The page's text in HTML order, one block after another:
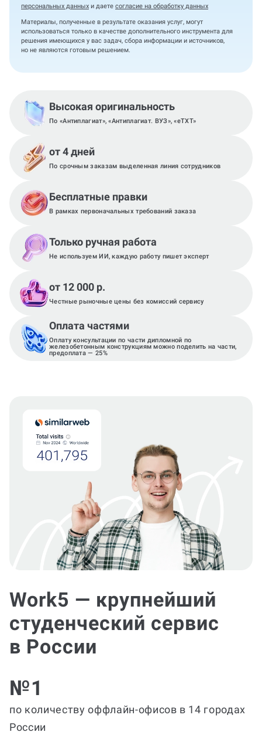
персональных данных и даете согласие на обработку данных
Материалы, полученные в результате оказания услуг, могут
использоваться только в качестве дополнительного инструмента для
решения имеющихся у вас задач, сбора информации и источников,
но не являются готовым решением.
Высокая оригинальность
По «Антиплагиат», «Антиплагиат. ВУЗ», «eTXT»
от 4 дней
По срочным заказам выделенная линия сотрудников
Бесплатные правки
В рамках первоначальных требований заказа
Только ручная работа
Не используем ИИ, каждую работу пишет эксперт
от 12 000 р.
Честные рыночные цены без комиссий сервису
Оплата частями
Оплату консультации по части дипломной по
железобетонным конструкциям можно поделить на части,
предоплата — 25%
Work5 — крупнейший
студенческий сервис
в России
№1
по количеству оффлайн-офисов в 14 городах
России